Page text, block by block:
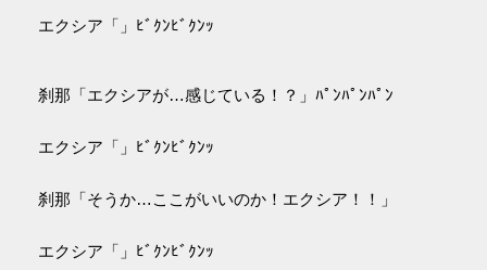
エクシア「」ﾋﾞｸﾝﾋﾞｸﾝｯ
刹那「エクシアが…感じている！？」ﾊﾟﾝﾊﾟﾝﾊﾟﾝ
エクシア「」ﾋﾞｸﾝﾋﾞｸﾝｯ
刹那「そうか…ここがいいのか！エクシア！！」
エクシア「」ﾋﾞｸﾝﾋﾞｸﾝｯ